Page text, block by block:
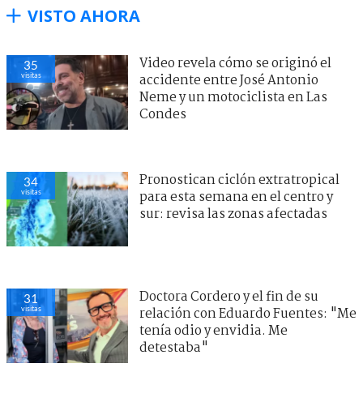
VISTO AHORA
35
visitas
Video revela cómo se originó el
accidente entre José Antonio
Neme y un motociclista en Las
Condes
34
visitas
Pronostican ciclón extratropical
para esta semana en el centro y
sur: revisa las zonas afectadas
31
visitas
Doctora Cordero y el fin de su
relación con Eduardo Fuentes: "Me
tenía odio y envidia. Me
detestaba"